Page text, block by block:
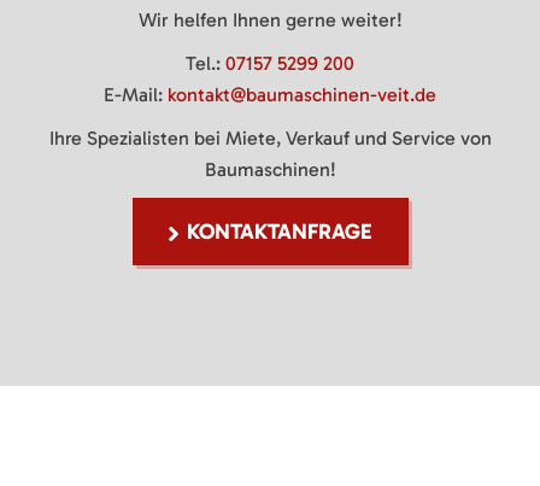
Wir helfen Ihnen gerne weiter!
Tel.: 07157 5299 200
E-Mail: kontakt@baumaschinen-veit.de
Ihre Spezialisten bei Miete, Verkauf und Service von
Baumaschinen!
KONTAKTANFRAGE